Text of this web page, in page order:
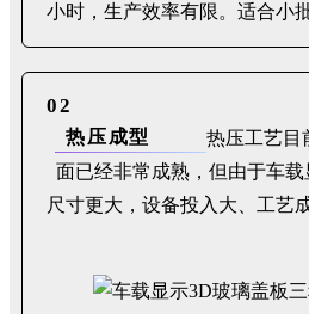
小时，生产效率有限。适合小
02
热压成型
热压工艺目
面已经非常成熟，但由于车
尺寸更大，设备投入大、工艺